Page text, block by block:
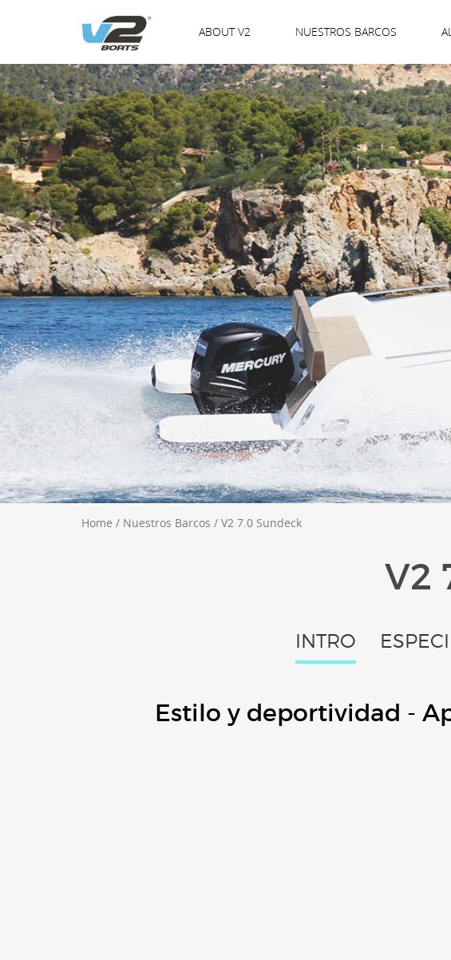
ABOUT V2 NUESTROS BARCOS
Home / Nuestros Barcos / V2 7.0 Sundeck
V2
INTRO
Estilo y deportividad -